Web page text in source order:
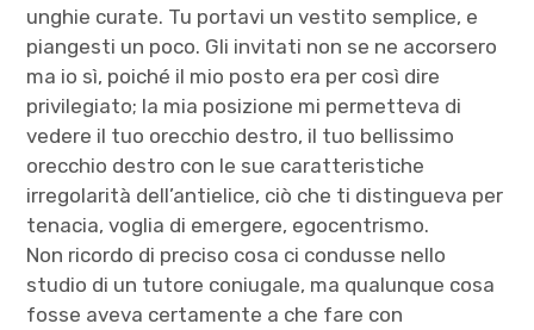
unghie curate. Tu portavi un vestito semplice, e
piangesti un poco. Gli invitati non se ne accorsero
ma io sì, poiché il mio posto era per così dire
privilegiato; la mia posizione mi permetteva di
vedere il tuo orecchio destro, il tuo bellissimo
orecchio destro con le sue caratteristiche
irregolarità dell’antielice, ciò che ti distingueva per
tenacia, voglia di emergere, egocentrismo.
Non ricordo di preciso cosa ci condusse nello
studio di un tutore coniugale, ma qualunque cosa
fosse aveva certamente a che fare con